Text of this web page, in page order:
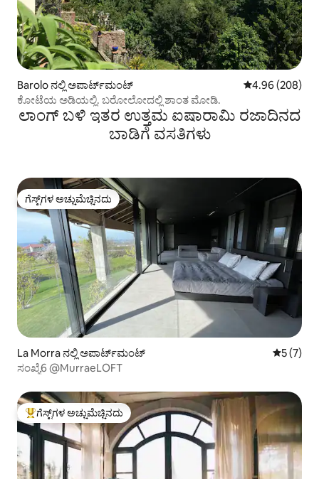
Barolo ನಲ್ಲಿ ಅಪಾರ್ಟ್‌ಮಂಟ್ 5 ರಲ್ಲಿ 4.96
4.96 (208)
ಕೋಟೆಯ ಅಡಿಯಲ್ಲಿ. ಬರೋಲೋದಲ್ಲಿ ಶಾಂತ ಮೋಡಿ.
ಲಾಂಗ್ ಬಳಿ ಇತರ ಉತ್ತಮ ಐಷಾರಾಮಿ ರಜಾದಿನದ
ಬಾಡಿಗೆ ವಸತಿಗಳು
ಗೆಸ್ಟ್‌ಗಳ ಅಚ್ಚುಮೆಚ್ಚಿನದು
ಗೆಸ್ಟ್‌ಗಳ ಅಚ್ಚುಮೆಚ್ಚಿನದು
La Morra ನಲ್ಲಿ ಅಪಾರ್ಟ್‌ಮಂಟ್ 5 ರಲ್ಲಿ 5
5 (7)
ಸಂಖ್ಯೆ6 @MurraeLOFT
ಗೆಸ್ಟ್‌ಗಳಿಗೆ ಅತಿ ಹೆಚ್ಚು ಅಚ್ಚುಮೆಚ್ಚಿನದು
ಗೆಸ್ಟ್‌ಗಳ ಅಚ್ಚುಮೆಚ್ಚಿನದು